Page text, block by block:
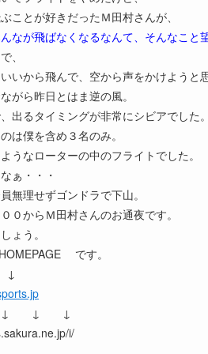
ことが好きだったＭ田村さんが、
んなが飛ばなくなるなんて、そんなこと
、
いから飛んで、空から声をかけようと
がら昨日とはま逆の風。
出るタイミングが非常にシビアでした。
は僕を含め３名のみ。
うなローターの中のフライトでした。
ぁ・・・
無理せずゴンドラで下山。
０からＭ田村さんのお通夜です。
ょう。
です。
↓ ↓ ↓
i/